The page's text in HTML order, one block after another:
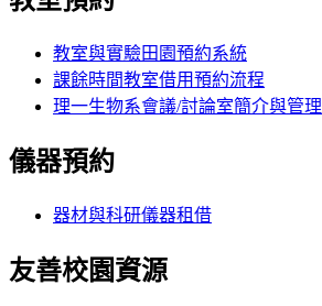
教室與實驗田園預約系統
課餘時間教室借用預約流程
理一生物系會議/討論室簡介與管理
儀器預約
器材與科研儀器租借
友善校園資源